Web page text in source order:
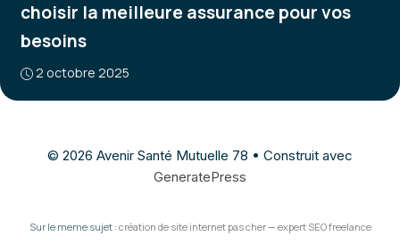
choisir la meilleure assurance pour vos
besoins
2 octobre 2025
© 2026 Avenir Santé Mutuelle 78 • Construit avec
GeneratePress
Sur le meme sujet : création de site internet pas cher— expert SEO freelance